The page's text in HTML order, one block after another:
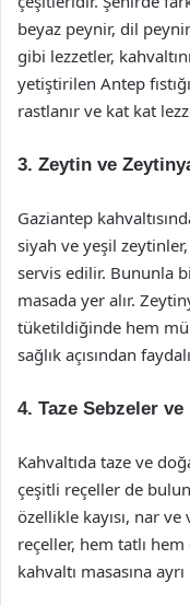
beyaz peynir, dil
gibi lezzetler,
yetiştirilen Antep
rastlanır ve kat kat
3. Zeytin ve
Gaziantep
siyah ve yeşil
servis edilir. Bununla
masada yer alır.
tüketildiğinde hem
sağlık açısından
4. Taze Sebzeler
Kahvaltıda taze ve
çeşitli reçeller de
özellikle kayısı, nar
reçeller, hem tatlı
kahvaltı masasına